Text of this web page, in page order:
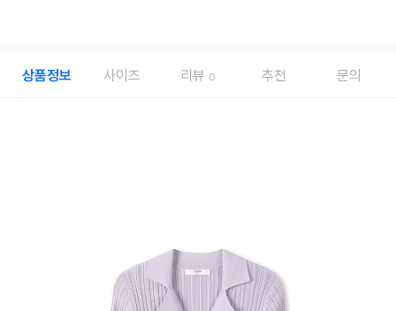
상품정보 사이즈 리뷰 0 추천 문의